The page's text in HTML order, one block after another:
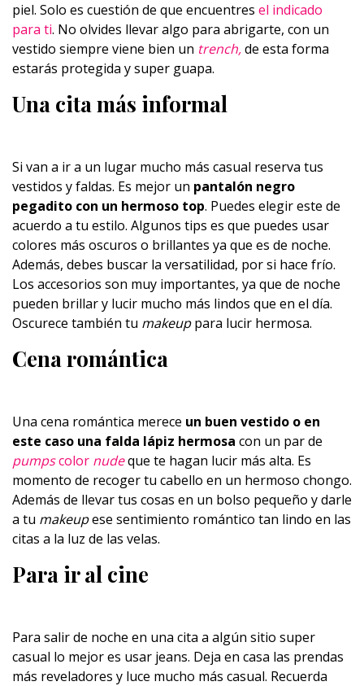
piel. Solo es cuestión de que encuentres el indicado
para ti. No olvides llevar algo para abrigarte, con un
vestido siempre viene bien un trench,de esta forma
estarás protegida y super guapa.
Una cita más informal
Si van a ir a un lugar mucho más casual reserva tus
vestidos y faldas. Es mejor un pantalón negro
pegadito con un hermoso top. Puedes elegir este de
acuerdo a tu estilo. Algunos tips es que puedes usar
colores más oscuros o brillantes ya que es de noche.
Además, debes buscar la versatilidad, por si hace frío.
Los accesorios son muy importantes, ya que de noche
pueden brillar y lucir mucho más lindos que en el día.
Oscurece también tu makeuppara lucir hermosa.
Cena romántica
Una cena romántica merece un buen vestido o en
este caso una falda lápiz hermosa con un par de
pumpscolor nudeque te hagan lucir más alta. Es
momento de recoger tu cabello en un hermoso chongo.
Además de llevar tus cosas en un bolso pequeño y darle
a tu makeupese sentimiento romántico tan lindo en las
citas a la luz de las velas.
Para ir al cine
Para salir de noche en una cita a algún sitio super
casual lo mejor es usar jeans. Deja en casa las prendas
más reveladores y luce mucho más casual. Recuerda